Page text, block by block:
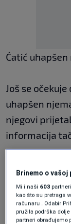
Ćatić
Još se
uhapšen
njegovi
informacija
razlog.
su za Faktor
Više
Brinemo o
Mi i naši 603
kao što su pretraga
računaru . Odabir
pružila podrška
partneri obrađujemo